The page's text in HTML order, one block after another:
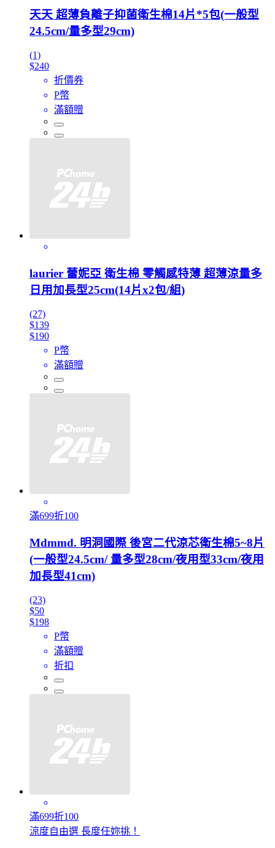
天天 超薄負離子抑菌衛生棉14片*5包(一般型
24.5cm/量多型29cm)
(1)
$240
折價券
P幣
滿額贈
laurier 蕾妮亞 衛生棉 零觸感特薄 超薄涼量多
日用加長型25cm(14片x2包/組)
(27)
$139
$190
P幣
滿額贈
滿699折100
Mdmmd. 明洞國際 後宮二代涼芯衛生棉5~8片
(一般型24.5cm/ 量多型28cm/夜用型33cm/夜用
加長型41cm)
(23)
$50
$198
P幣
滿額贈
折扣
滿699折100
涼度自由選 長度任妳挑！